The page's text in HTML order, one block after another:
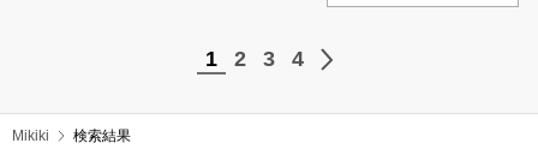
1 2 3 4
Mikiki 検索結果